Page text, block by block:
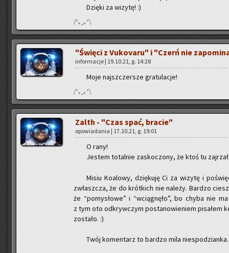
Dzię­ki za wi­zy­tę! :)
/ᐠ｡ꞈ｡ᐟ\
"Świę­ci z Vu­ko­va­ru" i "Czerń nie
in­for­ma­cje | 19.10.21, g. 14:28
Moje naj­szczer­sze gra­tu­la­cje!
/ᐠ｡ꞈ｡ᐟ\
Zalth - "Czas spać, bra­cie"
opo­wia­da­nia | 17.10.21, g. 19:01
O rany!
Je­stem to­tal­nie za­sko­czo­ny, że ktoś tu
Misiu Ko­alo­wy, dzię­ku­ję Ci za wi­zy­tę i
zwłasz­cza, że do krót­kich nie na­le­ży. Bar­dzo
że “po­my­sło­we” i “wcią­gnę­ło”, bo chyba nie
z tym oto od­kryw­czym po­sta­no­wie­niem pi­sa­łem
zo­sta­ło. :)
Twój ko­men­tarz to bar­dzo mila